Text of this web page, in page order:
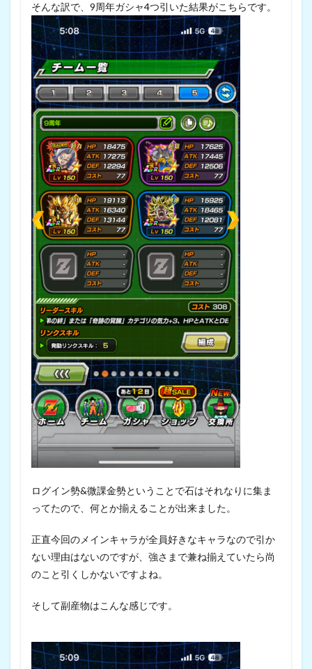
そんな訳で、9周年ガシャ4つ引いた結果がこちらです。
ログイン勢&微課金勢ということで石はそれなりに集ま
ってたので、何とか揃えることが出来ました。
正直今回のメインキャラが全員好きなキャラなので引か
ない理由はないのですが、強さまで兼ね揃えていたら尚
のこと引くしかないですよね。
そして副産物はこんな感じです。